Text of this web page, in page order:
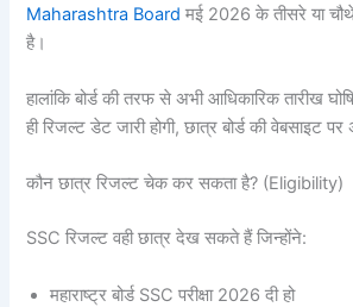
Maharashtra Boardमई 2026 के तीसरे या चौथे
है।
हालांकि बोर्ड की तरफ से अभी आधिकारिक तारीख
ही रिजल्ट डेट जारी होगी, छात्र बोर्ड की
कौन छात्र रिजल्ट चेक कर सकता है? (Eligibility)
SSC रिजल्ट वही छात्र देख सकते हैं जिन्होंने:
महाराष्ट्र बोर्ड SSC परीक्षा 2026 दी हो